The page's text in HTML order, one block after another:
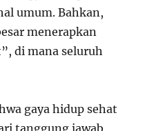
umum. Bahkan,
menerapkan
di mana seluruh
gaya hidup sehat